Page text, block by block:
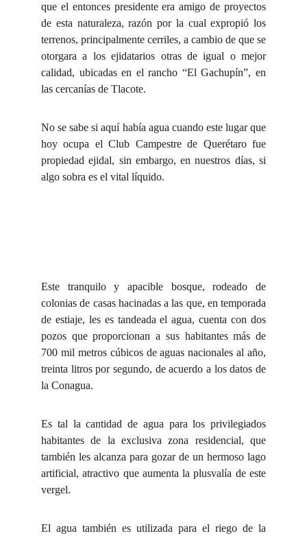
que el entonces presidente era amigo de proyectos
de esta naturaleza, razón por la cual expropió los
terrenos, principalmente cerriles, a cambio de que se
otorgara a los ejidatarios otras de igual o mejor
calidad, ubicadas en el rancho “El Gachupín”, en
las cercanías de Tlacote.
No se sabe si aquí había agua cuando este lugar que
hoy ocupa el Club Campestre de Querétaro fue
propiedad ejidal, sin embargo, en nuestros días, si
algo sobra es el vital líquido.
Este tranquilo y apacible bosque, rodeado de
colonias de casas hacinadas a las que, en temporada
de estiaje, les es tandeada el agua, cuenta con dos
pozos que proporcionan a sus habitantes más de
700 mil metros cúbicos de aguas nacionales al año,
treinta litros por segundo, de acuerdo a los datos de
la Conagua.
Es tal la cantidad de agua para los privilegiados
habitantes de la exclusiva zona residencial, que
también les alcanza para gozar de un hermoso lago
artificial, atractivo que aumenta la plusvalía de este
vergel.
El agua también es utilizada para el riego de la